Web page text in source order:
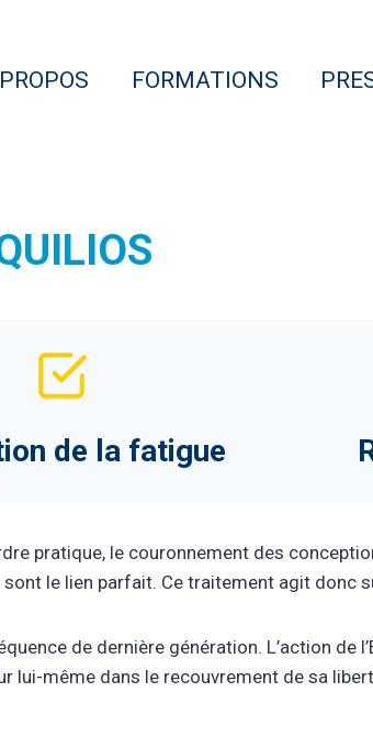
FORMATIONS
de la fatigue
pratique, le couronnement des
le lien parfait. Ce traitement agit donc
de dernière génération. L’action de
lui-même dans le recouvrement de sa